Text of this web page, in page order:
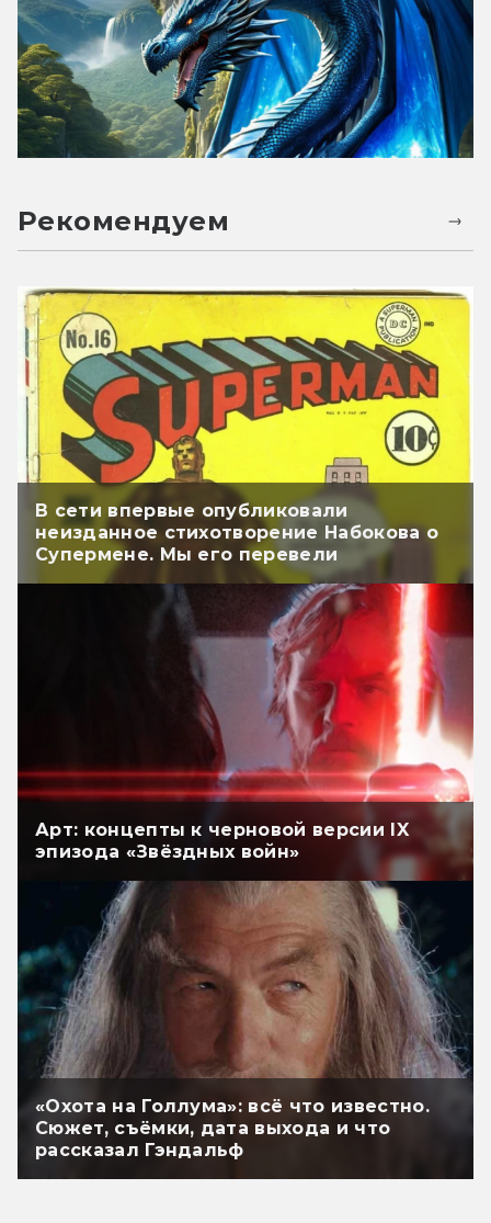
Рекомендуем
В сети впервые опубликовали
неизданное стихотворение Набокова о
Супермене. Мы его перевели
Арт: концепты к черновой версии IX
эпизода «Звёздных войн»
«Охота на Голлума»: всё что известно.
Сюжет, съёмки, дата выхода и что
рассказал Гэндальф